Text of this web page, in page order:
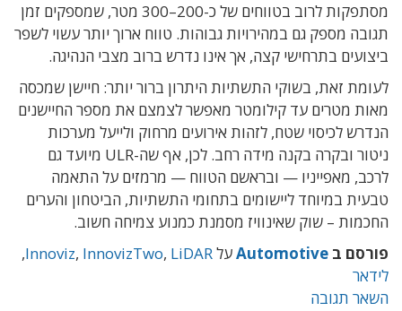
מסתפקות לרוב בטווחים של כ-200–300 מטר, שמספקים זמן
תגובה מספק גם במהירויות גבוהות. טווח ארוך יותר עשוי לשפר
ביצועים בתרחישי קצה, אך אינו נדרש ברוב מצבי הנהיגה.
לעומת זאת, בשוקי התשתיות היתרון ברור יותר: חיישן שמכסה
מאות מטרים עד קילומטר מאפשר לצמצם את מספר החיישנים
הנדרש לכיסוי שטח, לזהות אירועים מרחוק ולייעל מערכות
ניטור ובקרה בקנה מידה רחב. לכן, אף שה-ULR מיועד גם
לרכב, מאפייניו — ובראשם הטווח — מרמזים על התאמה
טבעית במיוחד ליישומים בתחומי התשתיות, הביטחון והערים
החכמות – שוק שאינוויז מסמנת כמנוע צמיחה חשוב.
פורסם ב Automotiveעל Innoviz, InnovizTwo, LiDAR
,
לידאר
השאר תגובה